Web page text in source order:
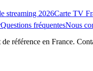
streaming 2026Carte TV
Questions fréquentesNous
référence en France.